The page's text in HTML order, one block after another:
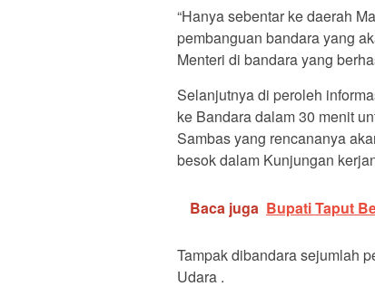
“Hanya sebentar ke daerah
pembanguan bandara yang
Menteri di bandara yang
Selanjutnya di peroleh
ke Bandara dalam 30 menit
Sambas yang rencananya
besok dalam Kunjungan
Baca juga Bupati Taput
Tampak dibandara sejumlah
Udara .